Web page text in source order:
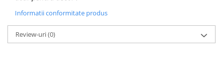
Informatii conformitate produs
Review-uri(0)